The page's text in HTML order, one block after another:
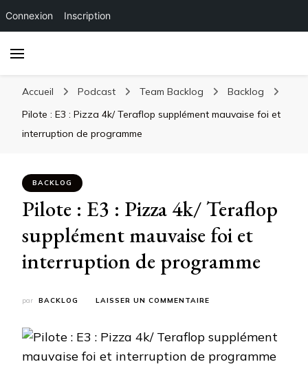
Connexion Inscription
Accueil Podcast Team Backlog
Backlog
Pilote : E3 : Pizza 4k/ Teraflop supplément mauvaise foi et
interruption de programme
BACKLOG
Pilote : E3 : Pizza 4k/ Teraflop
supplément mauvaise foi et
interruption de programme
par BACKLOG LAISSER UN COMMENTAIRE
E3
PIZZA